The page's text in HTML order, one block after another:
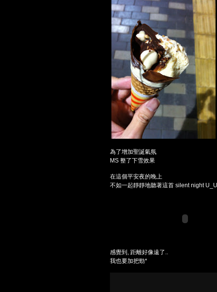
為了增加聖誕氣氛
MS 整了下雪效果
在這個平安夜的晚上
不如一起靜靜地聽著這首 silent night U_U
感覺到, 距離好像遠了..
我也要加把勁*